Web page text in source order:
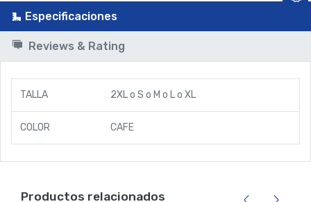
Especificaciones
Reviews & Rating
TALLA 2XLo S o M o Lo XL
COLOR CAFE
Productos relacionados